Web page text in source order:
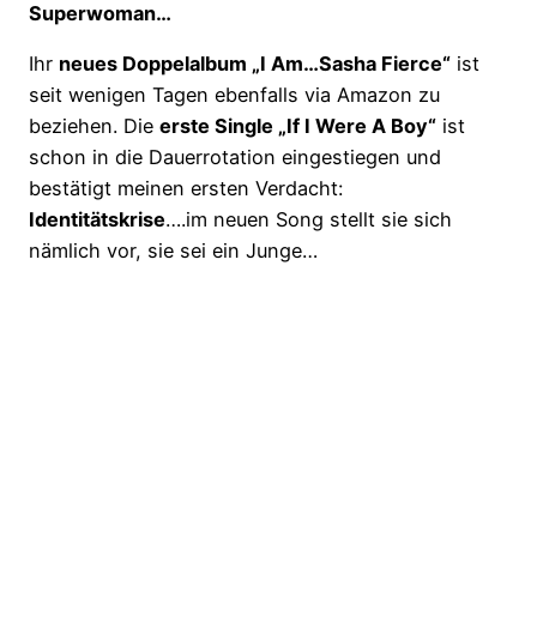
Superwoman…
Ihr neues Doppelalbum „I Am…Sasha Fierce“ ist
seit wenigen Tagen ebenfalls via Amazon zu
beziehen. Die erste Single „If I Were A Boy“ ist
schon in die Dauerrotation eingestiegen und
bestätigt meinen ersten Verdacht:
Identitätskrise….im neuen Song stellt sie sich
nämlich vor, sie sei ein Junge…